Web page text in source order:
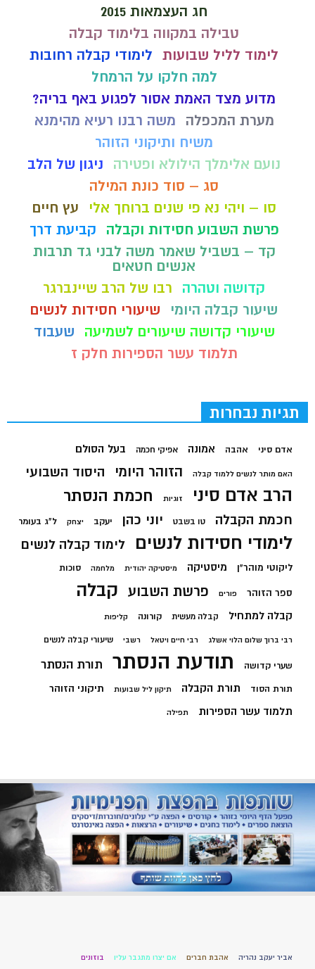
חג העצמאות 2015
טבילה במקווה בלימוד קבלה
לימוד לליל שבועות לימודי קבלה רחובות
למה חלקו על הרמחל
מדוע מצד האמת אסור לפגוע באף בריה?
מערת המכפלה
משה רבנו רעיא מהימנא
משיח ותיקוני הזוהר
נועם אלימלך הילולא ופטירה
ניגון של הלב
סג – סוד כונת המילה
סו – ויהי נא פי שנים ברוחך אלי
עץ חיים
פרשת השבוע חסידות וקבלה
קביעת דרך
קד – בשביל שאמר משה לבני גד תרבות
אנשים חטאים
קדושה וטהרה
רבו של הרב שיינברגר
שיעור קבלה היומי
שיעורי חסידות לנשים
שיעורי קדושה שיעורים לשמיעה
שעבוד
תלמוד עשר הספירות חלק ז
תגיות נבחרות
אדם סיני אהבה אמונה אפיקי חכמה בעל הסולם
האם מותר לנשים ללמוד קבלה הזוהר היומי היסוד השבועי
הרב אדם סיני זוגיות חכמת הנסתר
חכמת הקבלה טו בשבט יוני כהן יעקב יצחק ל"ג בעומר
לימודי חסידות לנשים לימוד קבלה לנשים
ליקוטי מוהר"ן מיסטיקה מיסטיקה יהודית מלחמה סוכות
ספר הזוהר פורים פרשת השבוע קבלה
קבלה למתחיל קבלה מעשית קורונה קליפות
רבי ברוך שלום הלוי אשלג רבי חיים ויטאל רשבי שיעורי קבלה לנשים
שערי קדושה תודעת הנסתר תורת הנסתר
תורת הסוד תורת הקבלה תיקון ליל שבועות תיקוני הזוהר
תלמוד עשר הספירות תפילה
אביר יעקב נהריה אהבת חברים אם יצרו מתגבר עליו בוזונים